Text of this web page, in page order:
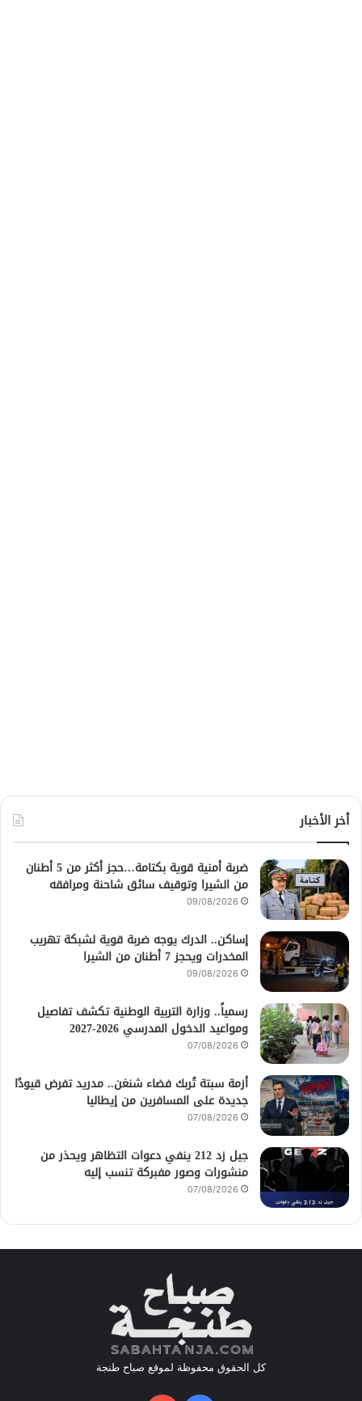
أخر الأخبار
ضربة أمنية قوية بكتامة…حجز أكثر من 5 أطنان
من الشيرا وتوقيف سائق شاحنة ومرافقه
09/08/2026
إساكن.. الدرك يوجه ضربة قوية لشبكة تهريب
المخدرات ويحجز 7 أطنان من الشيرا
09/08/2026
رسمياً.. وزارة التربية الوطنية تكشف تفاصيل
ومواعيد الدخول المدرسي 2026-2027
07/08/2026
أزمة سبتة تُربك فضاء شنغن.. مدريد تفرض قيودًا
جديدة على المسافرين من إيطاليا
07/08/2026
جيل زد 212 ينفي دعوات التظاهر ويحذر من
منشورات وصور مفبركة تنسب إليه
07/08/2026
كل الحقوق محفوظة لموقع صباح طنجة